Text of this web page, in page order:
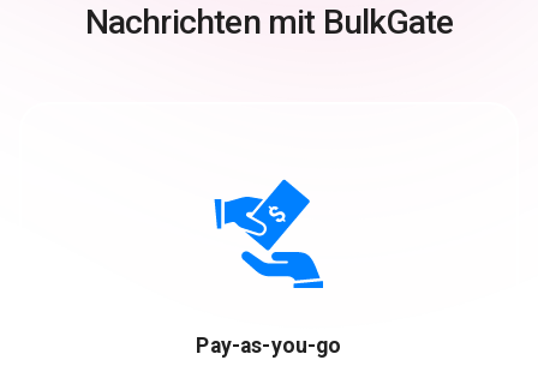
Nachrichten mit BulkGate
Pay-as-you-go